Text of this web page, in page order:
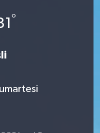
°